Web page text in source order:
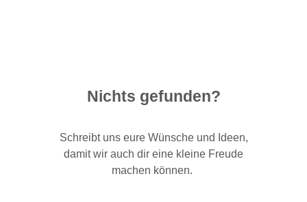
Nichts gefunden?
Schreibt uns eure Wünsche und Ideen,
damit wir auch dir eine kleine Freude
machen können.